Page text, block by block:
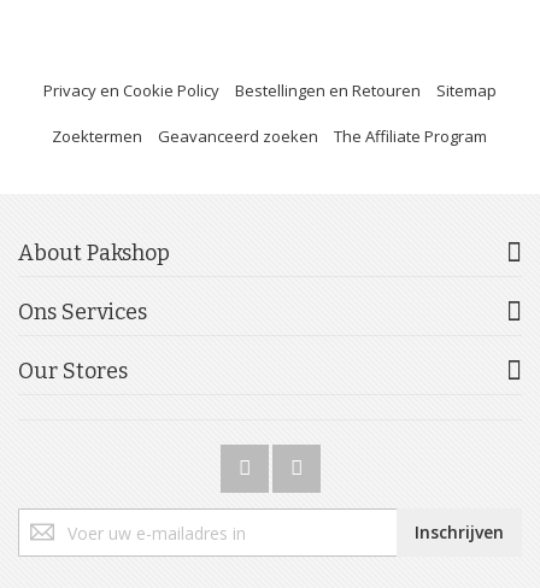
Privacy en Cookie Policy Bestellingen en Retouren Sitemap
Zoektermen Geavanceerd zoeken The Affiliate Program
About Pakshop
Ons Services
Our Stores
u
op
Inschrijven